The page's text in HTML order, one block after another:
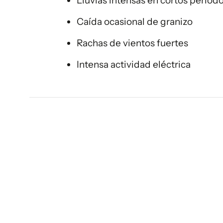
Caída ocasional de granizo
Rachas de vientos fuertes
Intensa actividad eléctrica